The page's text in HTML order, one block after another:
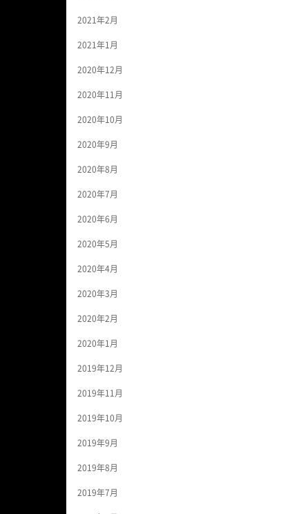
2021年2月
2021年1月
2020年12月
2020年11月
2020年10月
2020年9月
2020年8月
2020年7月
2020年6月
2020年5月
2020年4月
2020年3月
2020年2月
2020年1月
2019年12月
2019年11月
2019年10月
2019年9月
2019年8月
2019年7月